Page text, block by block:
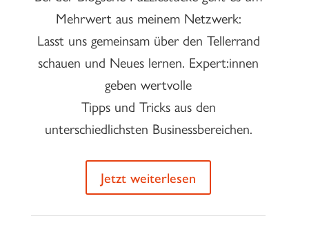
Mehrwert aus meinem Netzwerk:
Lasst uns gemeinsam über den Tellerrand
schauen und Neues lernen. Expert:innen
geben wertvolle
Tipps und Tricks aus den
unterschiedlichsten Businessbereichen.
Jetzt weiterlesen